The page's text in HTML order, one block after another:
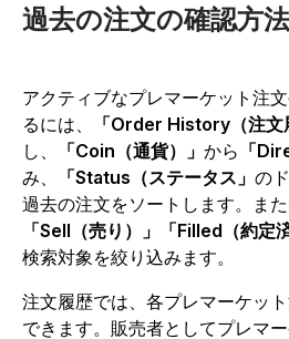
過去の注文の確認方法
アクティブなプレマーケット注
るには、
「Order History（注文
し、
「Coin（通貨）」 から 「
み、
「Status（ステータス」 の
過去の注文をソートします。また
「Sell（売り）」「Filled（約定
検索対象を絞り込みます。
注文履歴では、各プレマーケッ
できます。販売者としてプレマ